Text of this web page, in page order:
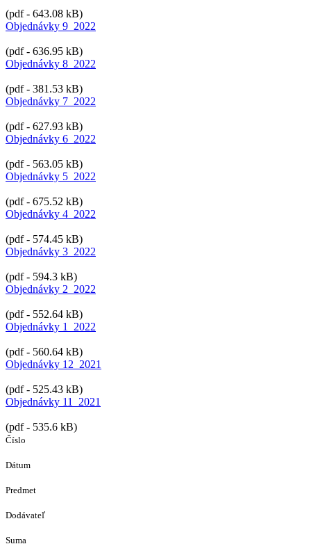
(pdf - 643.08 kB)
Objednávky 9_2022
(pdf - 636.95 kB)
Objednávky 8_2022
(pdf - 381.53 kB)
Objednávky 7_2022
(pdf - 627.93 kB)
Objednávky 6_2022
(pdf - 563.05 kB)
Objednávky 5_2022
(pdf - 675.52 kB)
Objednávky 4_2022
(pdf - 574.45 kB)
Objednávky 3_2022
(pdf - 594.3 kB)
Objednávky 2_2022
(pdf - 552.64 kB)
Objednávky 1_2022
(pdf - 560.64 kB)
Objednávky 12_2021
(pdf - 525.43 kB)
Objednávky 11_2021
(pdf - 535.6 kB)
Číslo
Dátum
Predmet
Dodávateľ
Suma